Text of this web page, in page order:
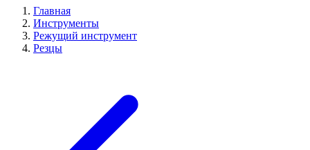
Главная
Инструменты
Режущий инструмент
Резцы